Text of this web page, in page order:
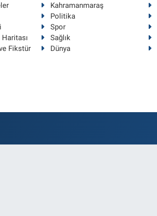
Fikstür
Kahramanmaraş
Politika
Spor
Sağlık
Dünya